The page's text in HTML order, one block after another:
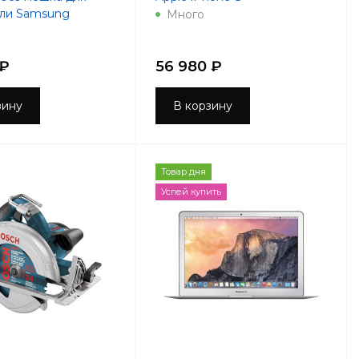
Samsung
Много
56 980 ₽
В корзину
Товар дня
Успей купить